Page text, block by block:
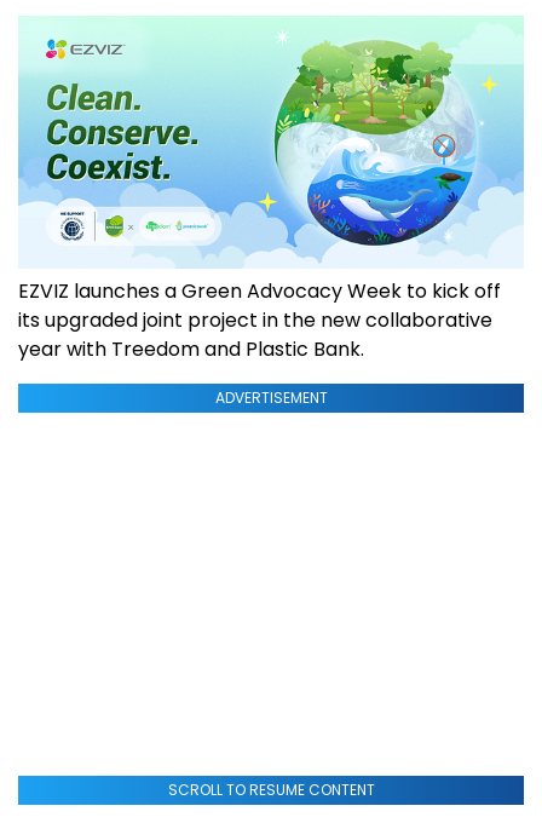
EZVIZ launches a Green Advocacy Week to kick off
its upgraded joint project in the new collaborative
year with Treedom and Plastic Bank.
ADVERTISEMENT
SCROLL TO RESUME CONTENT